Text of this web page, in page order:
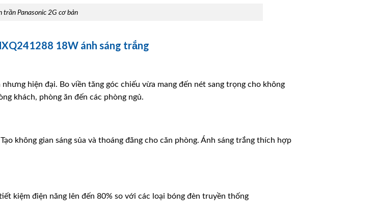
trần Panasonic 2G cơ bản
18W ánh sáng trắng
hiện đại. Bo viền tăng góc chiếu vừa mang đến nét sang trọng cho không
khách, phòng ăn đến các phòng ngủ.
không gian sáng sủa và thoáng đãng cho căn phòng. Ánh sáng trắng thích hợp
kiệm điện năng lên đến 80% so với các loại bóng đèn truyền thống